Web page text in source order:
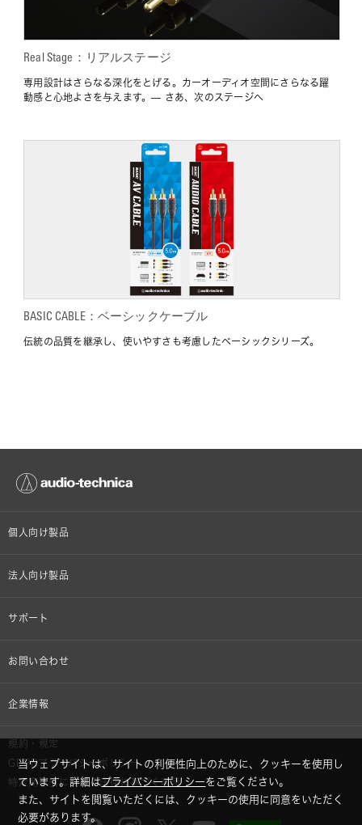
Real Stage：リアルステージ
専用設計はさらなる深化をとげる。カーオーディオ空間にさらなる躍
動感と心地よさを与えます。— さあ、次のステージへ
BASIC CABLE：ベーシックケーブル
伝統の品質を継承し、使いやすさも考慮したベーシックシリーズ。
個人向け製品
オンラインストア限定
車載製品
法人向け製品
設備音響機器
半導体レーザー応用製品
サポート
個人向け製品サポート
お問い合わせ
その他、メディア 取材関連等のお問い合わせ
企業情報
株式会社オーディオテクニカ
採用情報
GLOBAL-オーディオテクニカ
規約・規定
GDPRプライバシーポリシー
特定商取引に関する法律に基づく表示
当ウェブサイトは、サイトの利便性向上のために、クッキーを使用し
ています。詳細はプライバシーポリシーをご覧ください。
また、サイトを閲覧いただくには、クッキーの使用に同意をいただく
必要があります。